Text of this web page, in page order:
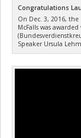
Congratulations
On Dec. 3, 2016, the
McFalls was
Speaker Ursula